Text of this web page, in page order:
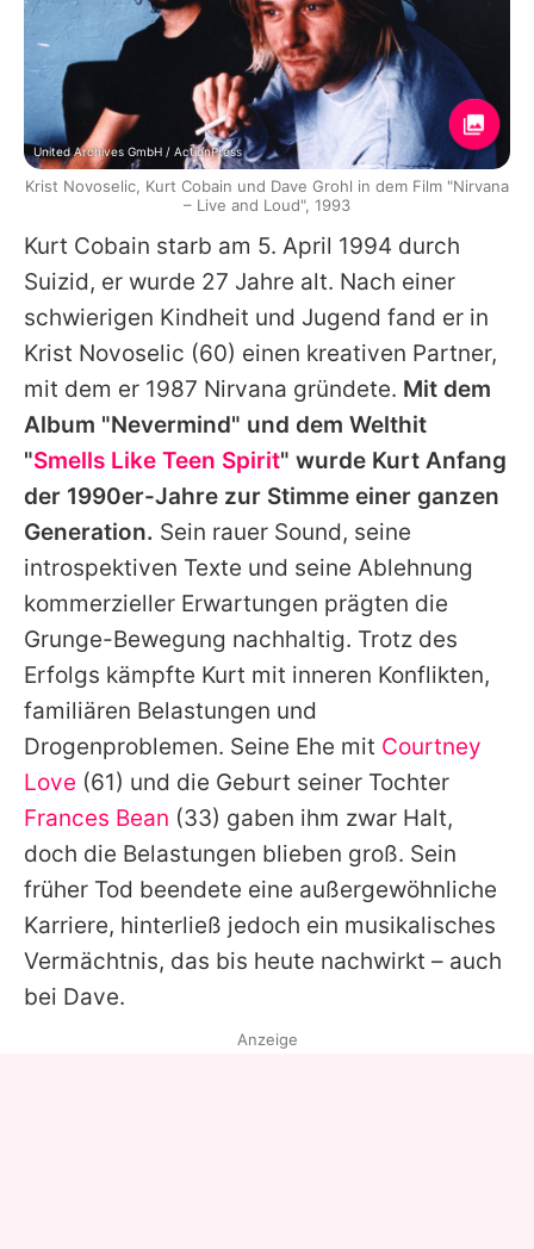
Kurt Cobain starb am 5. April 1994 durch
Suizid, er wurde 27 Jahre alt. Nach einer
schwierigen Kindheit und Jugend fand er in
Krist Novoselic (60) einen kreativen Partner,
mit dem er 1987 Nirvana gründete. Mit dem
Album "Nevermind" und dem Welthit
"Smells Like Teen Spirit" wurde Kurt Anfang
der 1990er-Jahre zur Stimme einer ganzen
Generation. Sein rauer Sound, seine
introspektiven Texte und seine Ablehnung
kommerzieller Erwartungen prägten die
Grunge-Bewegung nachhaltig. Trotz des
Erfolgs kämpfte Kurt mit inneren Konflikten,
familiären Belastungen und
Drogenproblemen. Seine Ehe mit Courtney
Love (61) und die Geburt seiner Tochter
Frances Bean (33) gaben ihm zwar Halt,
doch die Belastungen blieben groß. Sein
früher Tod beendete eine außergewöhnliche
Karriere, hinterließ jedoch ein musikalisches
Vermächtnis, das bis heute nachwirkt – auch
bei Dave.
United Archives GmbH / ActionPress
Krist Novoselic, Kurt Cobain und Dave Grohl in dem Film "Nirvana
– Live and Loud", 1993
Anzeige